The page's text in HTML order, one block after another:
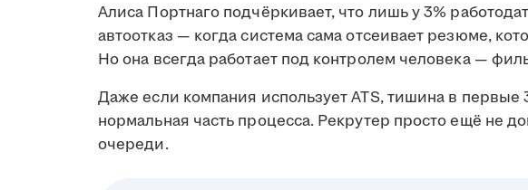
Алиса Портнаго подчёркивает, что лишь у 3%
автоотказ — когда система сама отсеивает резюме,
Но она всегда работает под контролем человека —
Даже если компания использует ATS, тишина в первые
нормальная часть процесса. Рекрутер просто ещё не
очереди.